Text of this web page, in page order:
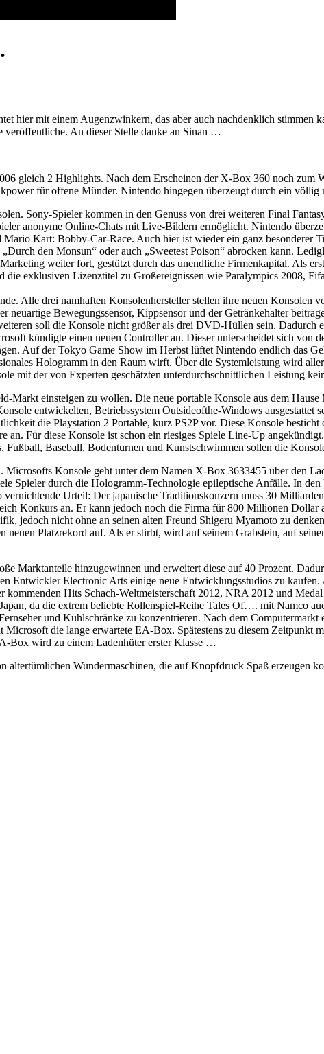
hier mit einem Augenzwinkern, das aber auch nachdenklich
veröffentliche. An dieser Stelle danke an Sinan …
gleich 2 Highlights. Nach dem Erscheinen der X-Box 360 noch zum
für offene Münder. Nintendo hingegen überzeugt durch ein völlig
Sony-Spieler kommen in den Genuss von drei weiteren Final
anonyme Online-Chats mit Live-Bildern ermöglicht. Nintendo
Kart: Bobby-Car-Race. Auch hier ist wieder ein ganz besonderer
den Monsun“ oder auch „Sweetest Poison“ abrocken kann.
weiter fort, gestützt durch das unendliche Firmenkapital. Als
exklusiven Lizenztitel zu Großereignissen wie Paralympics 2008,
Alle drei namhaften Konsolenhersteller stellen ihre neuen Konsolen
neuartige Bewegungssensor, Kippsensor und der Getränkehalter
soll die Konsole nicht größer als drei DVD-Hüllen sein. Dadurch
kündigte einen neuen Controller an. Dieser unterscheidet sich von
Auf der Tokyo Game Show im Herbst lüftet Nintendo endlich das
Hologramm in den Raum wirft. Über die Systemleistung wird
mit der von Experten geschätzten unterdurchschnittlichen Leistung
Markt einsteigen zu wollen. Die neue portable Konsole aus dem
entwickelten, Betriebssystem Outsideofthe-Windows
die Playstation 2 Portable, kurz PS2P vor. Diese Konsole
an. Für diese Konsole ist schon ein riesiges Spiele Line-Up
Baseball, Bodenturnen und Kunstschwimmen sollen die
Konsole geht unter dem Namen X-Box 3633455 über den
Spieler durch die Hologramm-Technologie epileptische Anfälle. In
Urteil: Der japanische Traditionskonzern muss 30
Konkurs an. Er kann jedoch noch die Firma für 800 Millionen Dollar
jedoch nicht ohne an seinen alten Freund Shigeru Myamoto zu
Platzrekord auf. Als er stirbt, wird auf seinem Grabstein, auf
Marktanteile hinzugewinnen und erweitert diese auf 40 Prozent.
Entwickler Electronic Arts einige neue Entwicklungsstudios zu
Hits Schach-Weltmeisterschaft 2012, NRA 2012 und
da die extrem beliebte Rollenspiel-Reihe Tales Of…. mit Namco
und Kühlschränke zu konzentrieren. Nach dem
die lange erwartete EA-Box. Spätestens zu diesem Zeitpunkt
Box wird zu einem Ladenhüter erster Klasse …
Wundermaschinen, die auf Knopfdruck Spaß erzeugen